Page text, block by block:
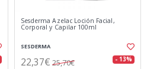
Sesderma Azelac Loción Facial,
Corporal y Capilar 100ml
SESDERMA
22,37€ 25,70€ - 13%